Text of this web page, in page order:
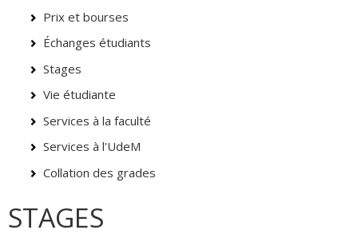
Prix et bourses
Échanges étudiants
Stages
Vie étudiante
Services à la faculté
Services à l'UdeM
Collation des grades
STAGES